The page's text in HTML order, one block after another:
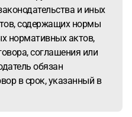
и иных
содержащих нормы
нормативных актов,
соглашения или
обязан
в срок, указанный в